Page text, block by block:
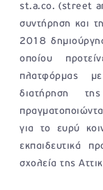
st.a.co. (street
συντήρηση και
2018
οποίου
πλατφόρμας
διατήρηση
για το ευρύ
εκπαιδευτικά
σχολεία της